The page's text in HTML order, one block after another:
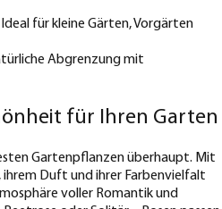
Ideal für kleine Gärten, Vorgärten
Abgrenzung mit
für Ihren Garten
Gartenpflanzen überhaupt. Mit
Duft und ihrer Farbenvielfalt
voller Romantik und